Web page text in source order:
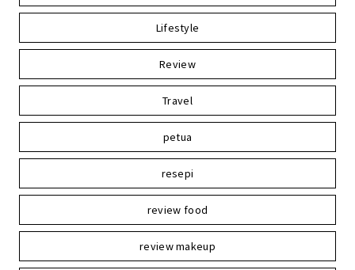
Lifestyle
Review
Travel
petua
resepi
review food
review makeup